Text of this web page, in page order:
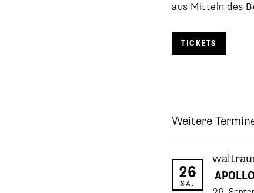
aus Mitteln des
TICKETS
Weitere
26
SA.